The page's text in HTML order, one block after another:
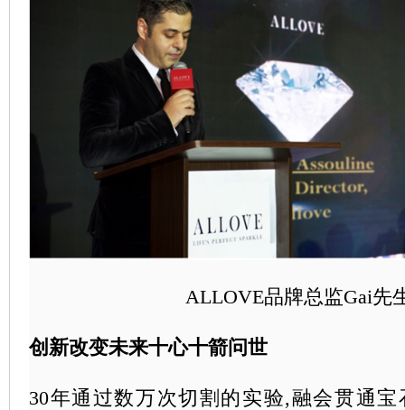
ALLOVE品牌总监Gai先
创新改变未来十心十箭问世
30年通过数万次切割的实验,融会贯通